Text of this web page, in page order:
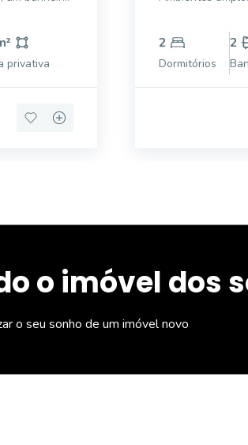
privativa
2
Dormitórios
2
o imóvel dos
o seu sonho de um imóvel novo